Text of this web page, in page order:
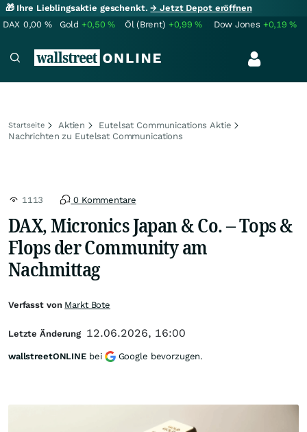
🎁 Ihre Lieblingsaktie geschenkt.→ Jetzt Depot eröffnen
DAX 0,00 % Gold +0,50% Öl (Brent) +0,99% Dow Jones +0,19%
Startseite Aktien
Eutelsat Communications Aktie
Nachrichten zu Eutelsat Communications
1113 0 Kommentare
DAX, Micronics Japan & Co. – Tops &
Flops der Community am
Nachmittag
Verfasst von Markt Bote
Letzte Änderung 12.06.2026, 16:00
wallstreetONLINE bei Google bevorzugen.